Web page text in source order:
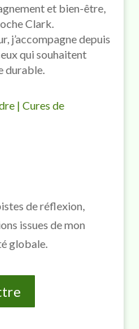
et bien-être,
Clark.
j’accompagne depuis
qui souhaitent
durable.
| Cures de
de réflexion,
issues de mon
globale.